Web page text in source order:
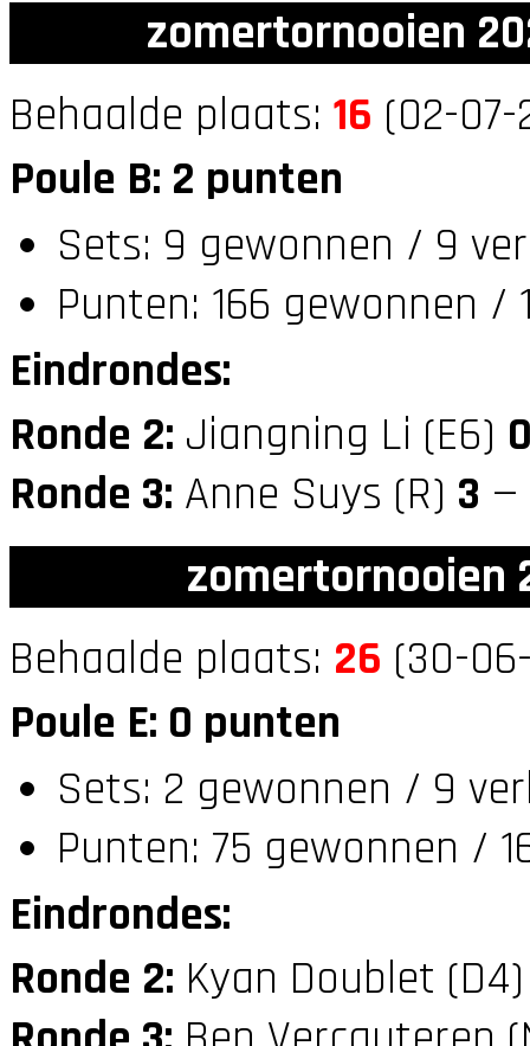
zomertornooien
Behaalde plaats: 16 (02-
Poule B: 2 punten
Sets: 9 gewonnen / 9
Punten: 166 gewonnen /
Eindrondes:
Ronde 2: Jiangning Li (E6)
Ronde 3: Anne Suys (R) 3 —
zomertornooien
Behaalde plaats: 26 (30-
Poule E: 0 punten
Sets: 2 gewonnen / 9
Punten: 75 gewonnen /
Eindrondes:
Ronde 2: Kyan Doublet